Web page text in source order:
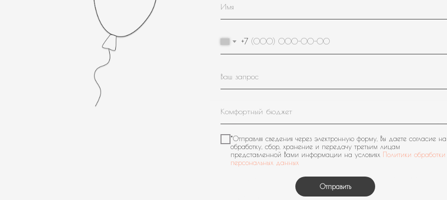
Для кого или на какое событие вам
Девочке
Мальчику
Мужчине
+7
*Отправляя сведения через электронную форму, Вы даете согласие на
обработку, сбор, хранение и передачу третьим лицам
представленной Вами информации на условиях Политики обработки
персональных данных
Отправить